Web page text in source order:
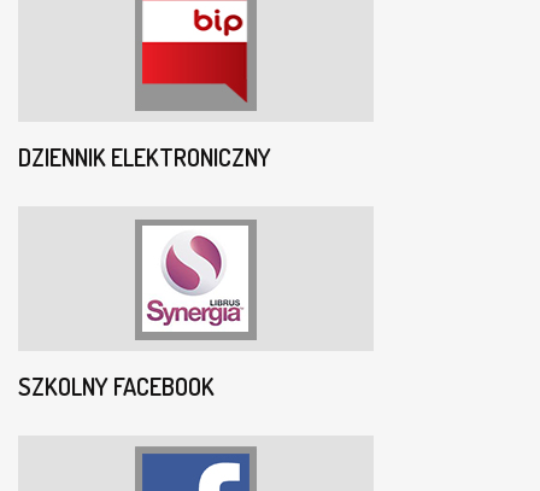
DZIENNIK ELEKTRONICZNY
SZKOLNY FACEBOOK